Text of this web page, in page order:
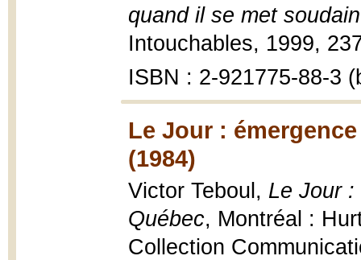
quand il se met
Intouchables, 1999,
ISBN : 2-921775-88-3
Le Jour :
(1984)
Victor Teboul, Le Jour :
Québec, Montréal :
Collection